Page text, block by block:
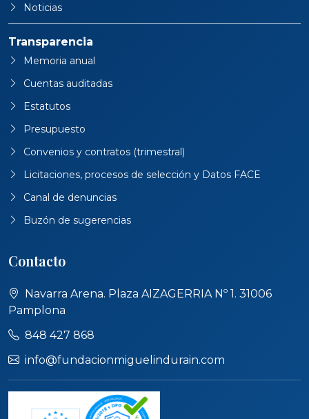
Noticias
Transparencia
Memoria anual
Cuentas auditadas
Estatutos
Presupuesto
Convenios y contratos (trimestral)
Licitaciones, procesos de selección y Datos FACE
Canal de denuncias
Buzón de sugerencias
Contacto
Navarra Arena. Plaza AIZAGERRIA Nº 1. 31006
Pamplona
848 427 868
info@fundacionmiguelindurain.com